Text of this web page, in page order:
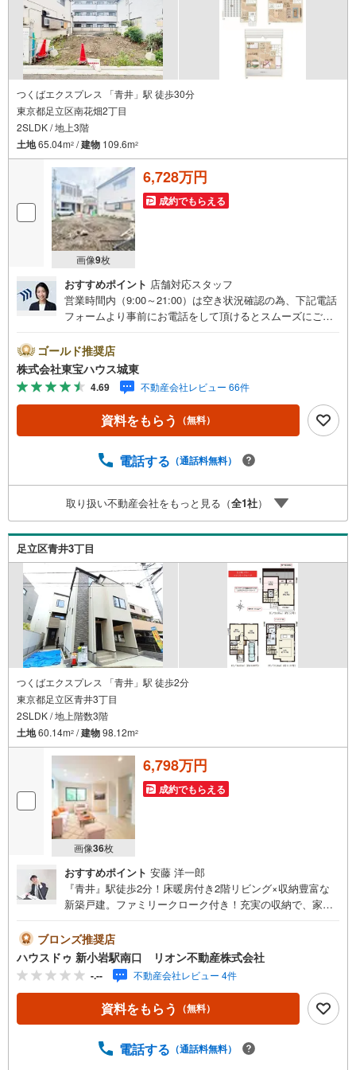
つくばエクスプレス 「青井」駅 徒歩30分
東京都足立区南花畑2丁目
2SLDK / 地上3階
土地65.04m2 /建物 109.6m2
画像9枚
6,728万円
成約でもらえる
おすすめポイント 店舗対応スタッフ
営業時間内（9:00～21:00）は空き状況確認の為、下記電話
フォームより事前にお電話をして頂けるとスムーズにご案
カレンダーの作成▽ご購入後もお客様の人生のパートナー
として暮らしの「安心」を守り続けます。【Yahoo！ 不動
産キャンペーン対象店舗】当店で物件を成約するとPayPay
ボーナスライトがもらえる「Yahoo！ 不動産 物件ご成約キ
ャンペーン」の対象になります。「資料をもらう」「見学
予約をする」ボタンからお問い合わせください。※必ずYah
スライトは出金と譲渡はできません。ご案内・詳細な資料
時受け付けております！■頭金0円からのご購入可能です■
（諸費用もOK）お気軽にお問い合わせください。
ゴールド推奨店
株式会社東宝ハウス城東
4.69 不動産会社レビュー 66件
資料をもらう （無料）
電話する （通話料無料）
取り扱い不動産会社をもっと見る（全1社）
足立区青井3丁目
つくばエクスプレス 「青井」駅 徒歩2分
東京都足立区青井3丁目
2SLDK / 地上階数3階
土地60.14m2 /建物98.12m2
画像36枚
6,798万円
成約でもらえる
おすすめポイント 安藤 洋一郎
『青井』駅徒歩2分！床暖房付き2階リビング×収納豊富な
新築戸建。ファミリークローク付き！充実の収納で、家族
エクスプレス「青井」駅徒歩2分の駅近立地！通勤・通学も
快適。・全棟床暖房付きの2階リビングで、寒い季節も足元
からぽかぽか。・ファミリークローク付き収納豊富な間取
りで、お部屋をすっきり保てます。・食洗機や浄水器な
ど、毎日の家事をサポートする設備が充実。・小学校徒歩
約4分・中学校徒歩約5分で、子育て世帯にも嬉しい立
ります。◇周辺環境・足立区立青井小学校 … 徒歩5分・
ブロンズ推奨店
ハウスドゥ 新小岩駅南口 リオン不動産株式会社
-.-- 不動産会社レビュー 4件
資料をもらう （無料）
電話する （通話料無料）